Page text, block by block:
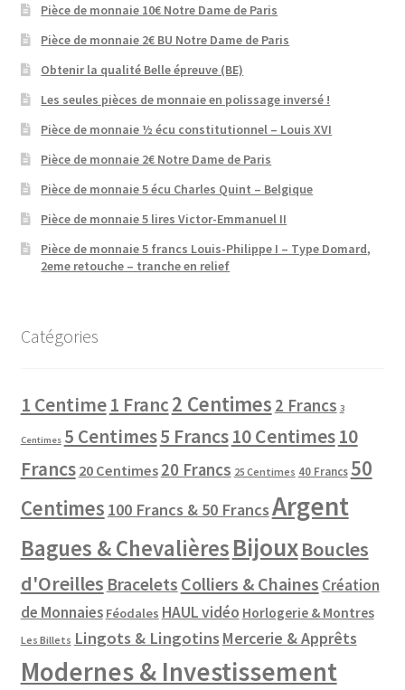
Pièce de monnaie 10€ Notre Dame de Paris
Pièce de monnaie 2€ BU Notre Dame de Paris
Obtenir la qualité Belle épreuve (BE)
Les seules pièces de monnaie en polissage inversé !
Pièce de monnaie ½ écu constitutionnel – Louis XVI
Pièce de monnaie 2€ Notre Dame de Paris
Pièce de monnaie 5 écu Charles Quint – Belgique
Pièce de monnaie 5 lires Victor-Emmanuel II
Pièce de monnaie 5 francs Louis-Philippe I – Type Domard,
2eme retouche – tranche en relief
Catégories
1 Centime1 Franc2 Centimes 2 Francs 3
Centimes 5 Centimes5 Francs10 Centimes10
Francs 20 Centimes 20 Francs 25 Centimes 40 Francs 50
Centimes 100 Francs & 50 FrancsArgent
Bagues & ChevalièresBijouxBoucles
d'Oreilles Bracelets Colliers & Chaines Création
de Monnaies Féodales HAUL vidéo Horlogerie & Montres
Les Billets Lingots & Lingotins Mercerie & Apprêts
Modernes & Investissement